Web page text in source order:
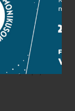
1. (Müpa)